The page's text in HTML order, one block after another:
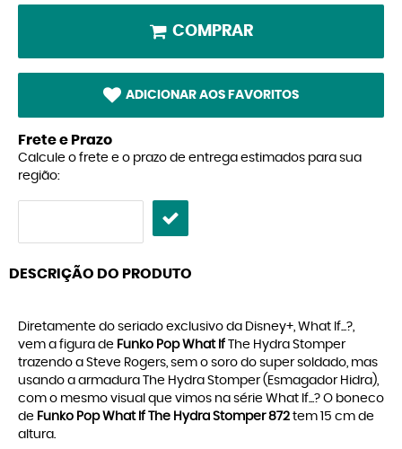
COMPRAR
ADICIONAR AOS FAVORITOS
Frete e Prazo
Calcule o frete e o prazo de entrega estimados para sua
região:
DESCRIÇÃO DO PRODUTO
Diretamente do seriado exclusivo da Disney+, What If...?,
vem a figura de Funko Pop What If
The Hydra Stomper
trazendo a Steve Rogers, sem o soro do super soldado, mas
usando a armadura The Hydra Stomper (Esmagador Hidra),
com o mesmo visual que vimos na série What If...? O boneco
de Funko Pop What If The Hydra Stomper 872 tem 15 cm de
altura.